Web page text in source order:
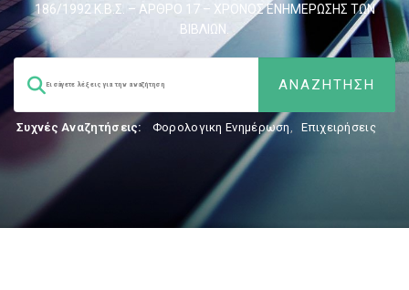
186/1992 Κ.Β.Σ. – ΑΡΘΡΟ 17 – ΧΡΟΝΟΣ ΕΝΗΜΕΡΩΣΗΣ ΤΩΝ
ΒΙΒΛΙΩΝ.
Συχνές Αναζητήσεις: Φορολογικη Ενημέρωση, Επιχειρήσεις